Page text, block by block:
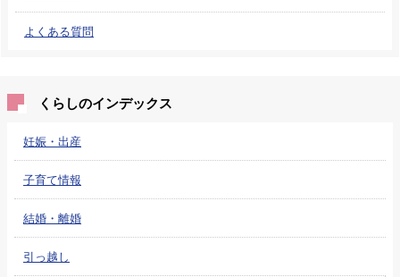
よくある質問
くらしのインデックス
妊娠・出産
子育て情報
結婚・離婚
引っ越し